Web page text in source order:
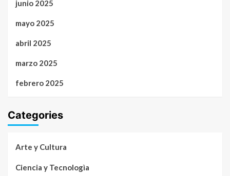
junio 2025
mayo 2025
abril 2025
marzo 2025
febrero 2025
Categories
Arte y Cultura
Ciencia y Tecnologìa